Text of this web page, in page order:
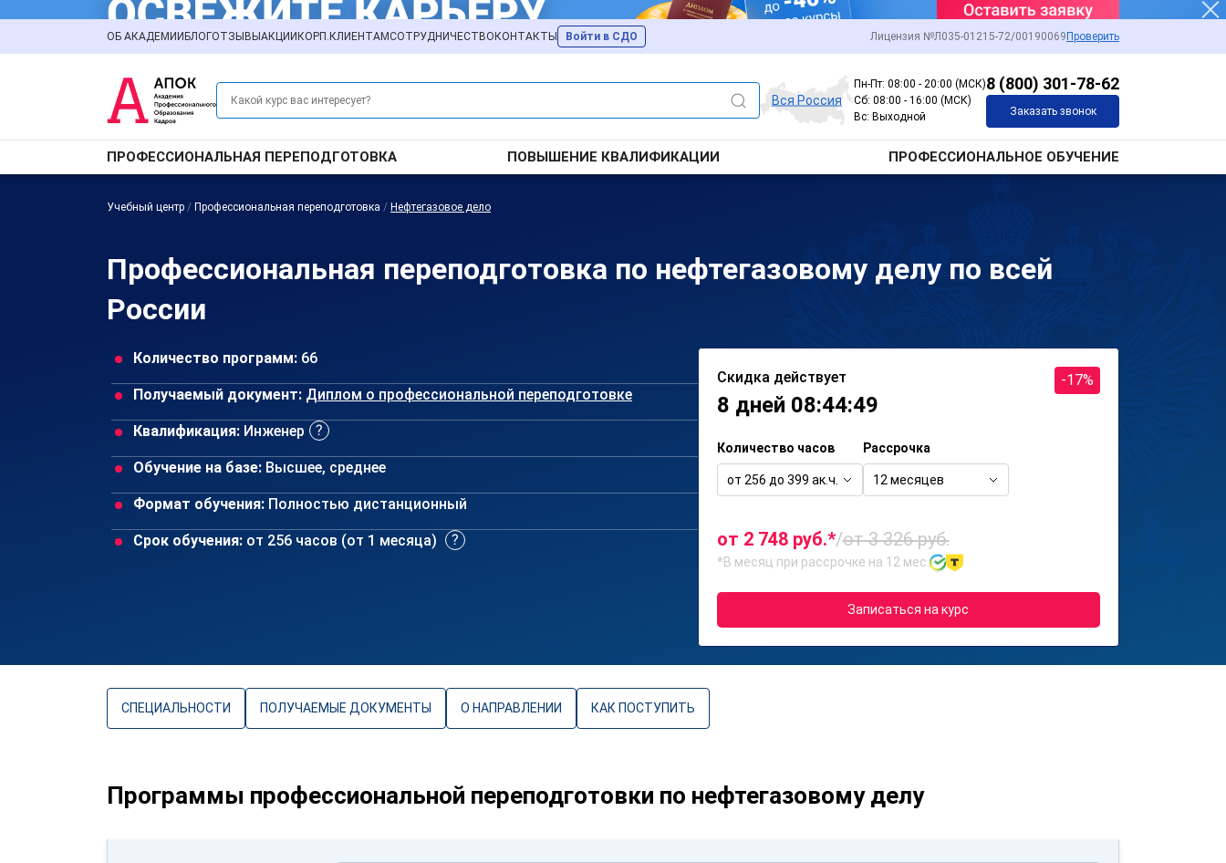
ОБ АКАДЕМИИ БЛОГОТЗЫВЫ АКЦИИ КОРП.КЛИЕНТАМСОТРУДНИЧЕСТВО КОНТАКТЫ Войти в СДО Лицензия №Л035-01215-72/00190069 Проверить
Вся Россия
Пн-Пт: 08:00 - 20:00 (МСК)
Сб: 08:00 - 16:00 (МСК)
Вс: Выходной
8 (800) 301-78-62
Заказать звонок
ПРОФЕССИОНАЛЬНАЯ ПЕРЕПОДГОТОВКА ПОВЫШЕНИЕ КВАЛИФИКАЦИИ ПРОФЕССИОНАЛЬНОЕ ОБУЧЕНИЕ
Учебный центр / Профессиональная переподготовка / Нефтегазовое дело
Профессиональная переподготовка по нефтегазовому делу по всей
России
Количество программ: 66
Получаемый документ: Диплом о профессиональной переподготовке
Квалификация: Инженер
Обучение на базе: Высшее, среднее
Формат обучения: Полностью дистанционный
Срок обучения: от 256 часов (от 1 месяца)
Скидка действует
8 дней 08:44:49
-17%
Количество часов
от 256 до 399 ак.ч.
Рассрочка
12 месяцев
от 2 748 руб.*/от 3 326 руб.
*В месяц при рассрочке на 12 мес.
Записаться на курс
СПЕЦИАЛЬНОСТИ ПОЛУЧАЕМЫЕ ДОКУМЕНТЫ О НАПРАВЛЕНИИ КАК ПОСТУПИТЬ
Программы профессиональной переподготовки по нефтегазовому делу